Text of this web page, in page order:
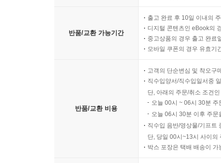
반품/교환 가능기간
출고 완료 후 10일 이내의
디지털 콘텐츠인 eBook의
중고상품의 경우 출고 완료
모바일 쿠폰의 경우 유효기
반품/교환 비용
고객의 단순변심 및 착오구
직수입양서/직수입일서중
단, 아래의 주문/취소 조건
오늘 00시 ~ 06시 30분
오늘 06시 30분 이후 주
직수입 음반/영상물/기프트
단, 당일 00시~13시 사이의
박스 포장은 택배 배송이